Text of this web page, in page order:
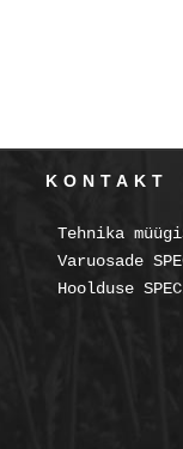
KONTAKT
Tehnika
Varuosade
Hoolduse